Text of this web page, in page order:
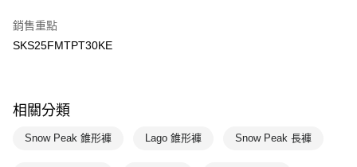
銷售重點
SKS25FMTPT30KE
相關分類
Snow Peak 錐形褲 Lago 錐形褲 Snow Peak 長褲